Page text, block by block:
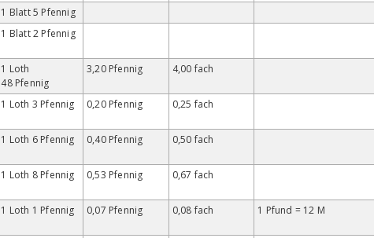
1 Blatt 5 Pfennig
1 Blatt 2 Pfennig
1 Loth
48 Pfennig
3,20 Pfennig 4,00 fach
1 Loth 3 Pfennig 0,20 Pfennig 0,25 fach
1 Loth 6 Pfennig 0,40 Pfennig 0,50 fach
1 Loth 8 Pfennig 0,53 Pfennig 0,67 fach
1 Loth 1 Pfennig 0,07 Pfennig 0,08 fach 1 Pfund = 12 M